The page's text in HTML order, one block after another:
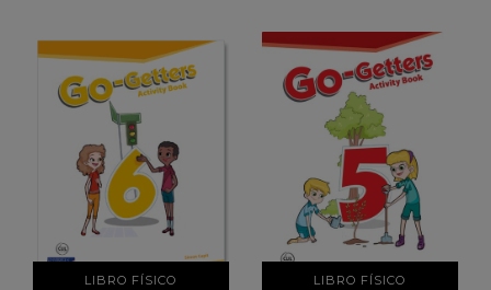
LIBRO FÍSICO
VER DETALLES
LIBRO FÍSICO
VER DETALLES